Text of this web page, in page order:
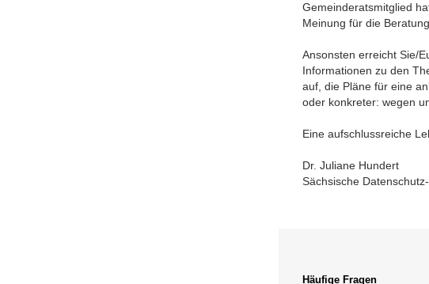
Gemeinderatsmitglied
Meinung für die
Ansonsten erreicht Sie/
Informationen zu den
auf, die Pläne für eine
oder konkreter: wegen
Eine aufschlussreiche
Dr. Juliane Hundert
Sächsische
Häufige Fragen